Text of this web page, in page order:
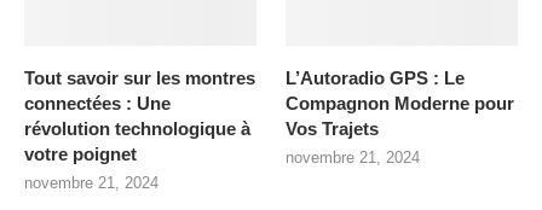
Tout savoir sur les montres
connectées : Une
révolution technologique à
votre poignet
novembre 21, 2024
L’Autoradio GPS : Le
Compagnon Moderne pour
Vos Trajets
novembre 21, 2024